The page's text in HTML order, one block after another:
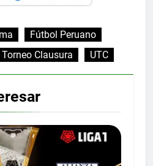
Fútbol Peruano
Torneo Clausura UTC